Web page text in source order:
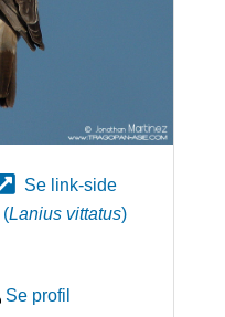
Se link-side
(Lanius vittatus)
Se profil